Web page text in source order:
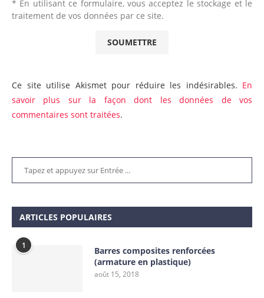
* En utilisant ce formulaire, vous acceptez le stockage et le
traitement de vos données par ce site.
Ce site utilise Akismet pour réduire les indésirables. En
savoir plus sur la façon dont les données de vos
commentaires sont traitées.
ARTICLES POPULAIRES
1
Barres composites renforcées
(armature en plastique)
août 15, 2018